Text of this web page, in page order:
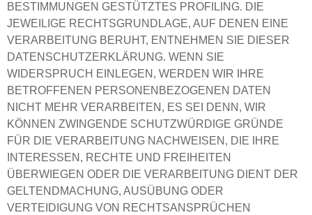
BESTIMMUNGEN GESTÜTZTES PROFILING. DIE
JEWEILIGE RECHTSGRUNDLAGE, AUF DENEN EINE
VERARBEITUNG BERUHT, ENTNEHMEN SIE DIESER
DATENSCHUTZERKLÄRUNG. WENN SIE
WIDERSPRUCH EINLEGEN, WERDEN WIR IHRE
BETROFFENEN PERSONENBEZOGENEN DATEN
NICHT MEHR VERARBEITEN, ES SEI DENN, WIR
KÖNNEN ZWINGENDE SCHUTZWÜRDIGE GRÜNDE
FÜR DIE VERARBEITUNG NACHWEISEN, DIE IHRE
INTERESSEN, RECHTE UND FREIHEITEN
ÜBERWIEGEN ODER DIE VERARBEITUNG DIENT DER
GELTENDMACHUNG, AUSÜBUNG ODER
VERTEIDIGUNG VON RECHTSANSPRÜCHEN